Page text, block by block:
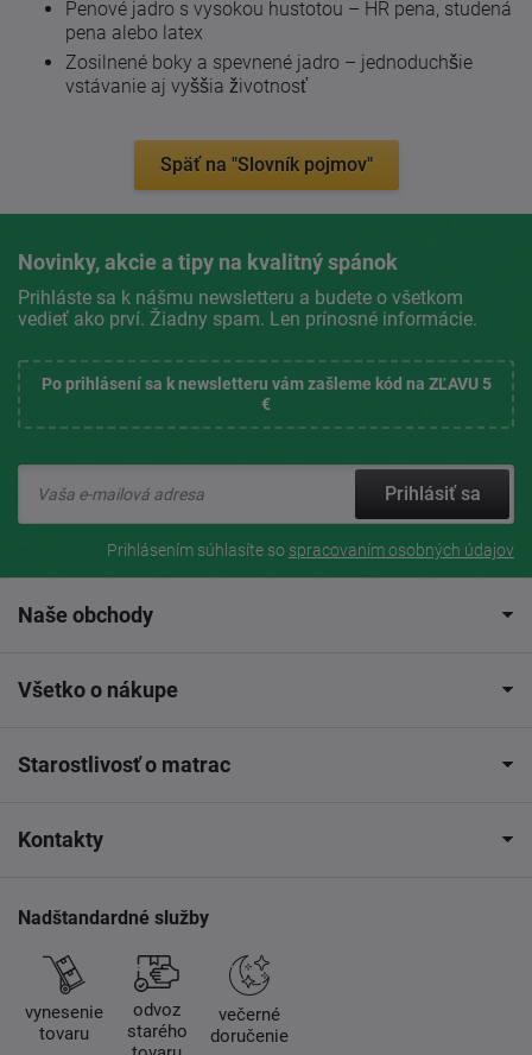
Penové jadro s vysokou hustotou – HR pena, studená
pena alebo latex
Zosilnené boky a spevnené jadro – jednoduchšie
vstávanie aj vyššia životnosť
Späť na "Slovník pojmov"
Novinky, akcie a tipy na kvalitný spánok
Prihláste sa k nášmu newsletteru a budete o všetkom
vedieť ako prví. Žiadny spam. Len prínosné informácie.
Po prihlásení sa k newsletteru vám zašleme kód na ZĽAVU 5
€
Prihlásiť sa
Prihlásením súhlasíte so spracovaním osobných údajov
Naše obchody
Všetko o nákupe
Starostlivosť o matrac
Kontakty
Nadštandardné služby
vynesenie
tovaru
odvoz
starého
večerné
doručenie